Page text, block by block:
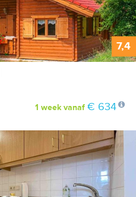
7,4
1 weekvanaf € 634